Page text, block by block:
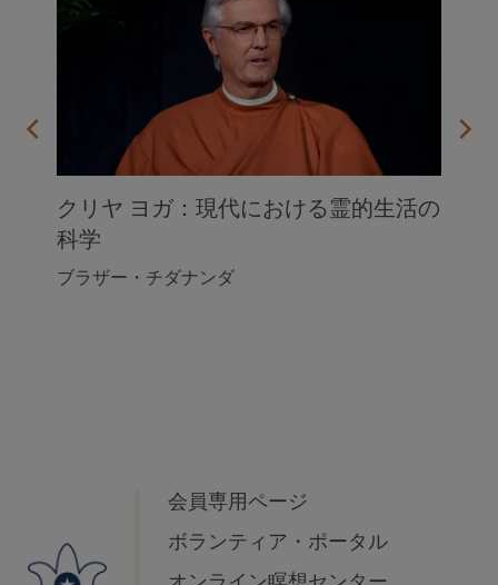
クリヤ ヨガ：現代における霊的生活の
科学
ブラザー・チダナンダ
会員専用ページ
ボランティア・ポータル